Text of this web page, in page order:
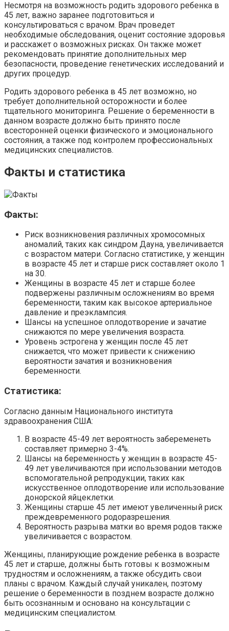
Несмотря на возможность родить здорового ребенка в
45 лет, важно заранее подготовиться и
консультироваться с врачом. Врач проведет
необходимые обследования, оценит состояние здоровья
и расскажет о возможных рисках. Он также может
рекомендовать принятие дополнительных мер
безопасности, проведение генетических исследований и
других процедур.
Родить здорового ребенка в 45 лет возможно, но
требует дополнительной осторожности и более
тщательного мониторинга. Решение о беременности в
данном возрасте должно быть принято после
всесторонней оценки физического и эмоционального
состояния, а также под контролем профессиональных
медицинских специалистов.
Факты и статистика
Факты:
Риск возникновения различных хромосомных
аномалий, таких как синдром Дауна, увеличивается
с возрастом матери. Согласно статистике, у женщин
в возрасте 45 лет и старше риск составляет около 1
на 30.
Женщины в возрасте 45 лет и старше более
подвержены различным осложнениям во время
беременности, таким как высокое артериальное
давление и преэклампсия.
Шансы на успешное оплодотворение и зачатие
снижаются по мере увеличения возраста.
Уровень эстрогена у женщин после 45 лет
снижается, что может привести к снижению
вероятности зачатия и возникновения
беременности.
Статистика:
Согласно данным Национального института
здравоохранения США:
В возрасте 45-49 лет вероятность забеременеть
составляет примерно 3-4%.
Шансы на беременность у женщин в возрасте 45-
49 лет увеличиваются при использовании методов
вспомогательной репродукции, таких как
искусственное оплодотворение или использование
донорской яйцеклетки.
Женщины старше 45 лет имеют увеличенный риск
преждевременного родоразрешения.
Вероятность разрыва матки во время родов также
увеличивается с возрастом.
Женщины, планирующие рождение ребенка в возрасте
45 лет и старше, должны быть готовы к возможным
трудностям и осложнениям, а также обсудить свои
планы с врачом. Каждый случай уникален, поэтому
решение о беременности в позднем возрасте должно
быть осознанным и основано на консультации с
медицинским специалистом.